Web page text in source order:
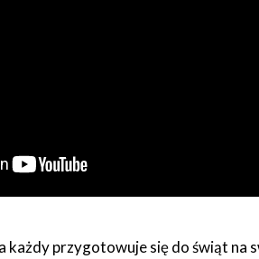
każdy przygotowuje się do świąt